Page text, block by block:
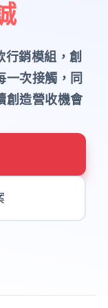
行銷模組，創
一次接觸，同
創造營收機會